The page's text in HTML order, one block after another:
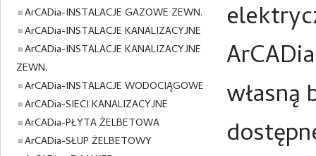
ArCADia-INSTALACJE GAZOWE ZEWN.
ArCADia-INSTALACJE KANALIZACYJNE
ArCADia-INSTALACJE KANALIZACYJNE
ZEWN.
ArCADia-INSTALACJE WODOCIĄGOWE
ArCADia-SIECI KANALIZACYJNE
ArCADia-PŁYTA ŻELBETOWA
ArCADia-SŁUP ŻELBETOWY